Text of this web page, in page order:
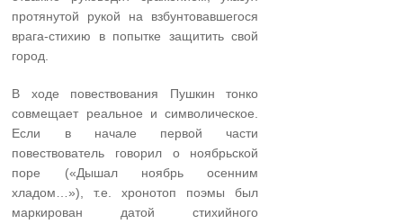
протянутой рукой на взбунтовавшегося
врага-стихию в попытке защитить свой
город.
В ходе повествования Пушкин тонко
совмещает реальное и символическое.
Если в начале первой части
повествователь говорил о ноябрьской
поре («Дышал ноябрь осенним
хладом…»), т.е. хронотоп поэмы был
маркирован датой стихийного